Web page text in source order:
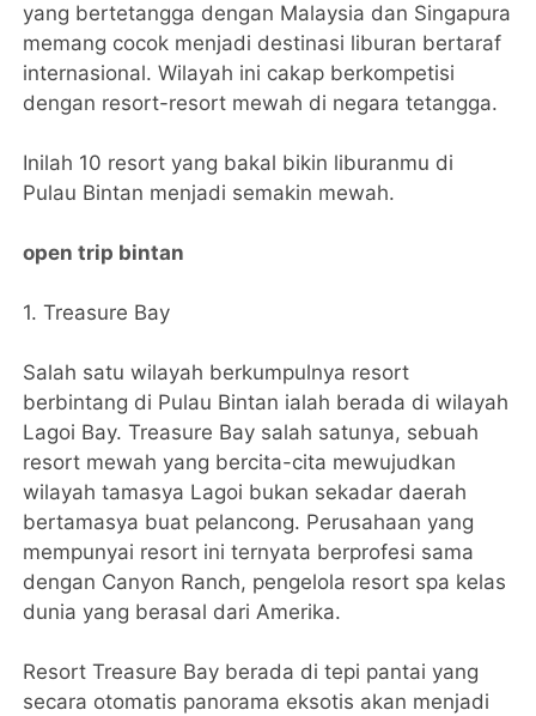
yang bertetangga dengan Malaysia dan Singapura
memang cocok menjadi destinasi liburan bertaraf
internasional. Wilayah ini cakap berkompetisi
dengan resort-resort mewah di negara tetangga.
Inilah 10 resort yang bakal bikin liburanmu di
Pulau Bintan menjadi semakin mewah.
open trip bintan
1. Treasure Bay
Salah satu wilayah berkumpulnya resort
berbintang di Pulau Bintan ialah berada di wilayah
Lagoi Bay. Treasure Bay salah satunya, sebuah
resort mewah yang bercita-cita mewujudkan
wilayah tamasya Lagoi bukan sekadar daerah
bertamasya buat pelancong. Perusahaan yang
mempunyai resort ini ternyata berprofesi sama
dengan Canyon Ranch, pengelola resort spa kelas
dunia yang berasal dari Amerika.
Resort Treasure Bay berada di tepi pantai yang
secara otomatis panorama eksotis akan menjadi